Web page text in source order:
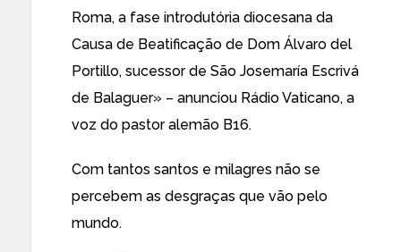
Roma, a fase introdutória diocesana da
Causa de Beatificação de Dom Álvaro del
Portillo, sucessor de São Josemaría Escrivá
de Balaguer» – anunciou Rádio Vaticano, a
voz do pastor alemão B16.
Com tantos santos e milagres não se
percebem as desgraças que vão pelo
mundo.